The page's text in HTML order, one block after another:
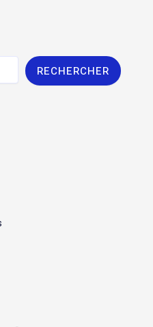
RECHERCHER